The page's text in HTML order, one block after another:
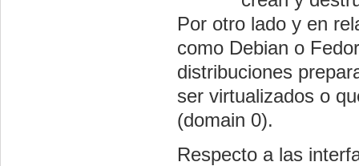
Por otro lado y en
como Debian o
distribuciones
ser virtualizados o
(domain 0).
Respecto a las